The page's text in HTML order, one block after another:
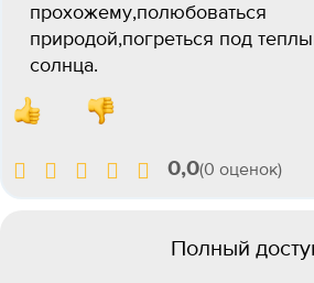
прохожему,полюбоваться
природой,погреться под
солнца.
0,0(0 оценок)
Полный